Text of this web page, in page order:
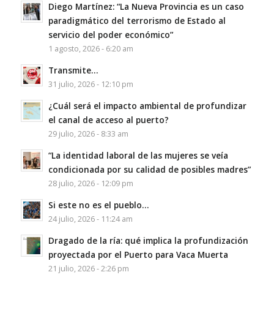
Diego Martínez: “La Nueva Provincia es un caso
paradigmático del terrorismo de Estado al
servicio del poder económico”
1 agosto, 2026 - 6:20 am
Transmite…
31 julio, 2026 - 12:10 pm
¿Cuál será el impacto ambiental de profundizar
el canal de acceso al puerto?
29 julio, 2026 - 8:33 am
“La identidad laboral de las mujeres se veía
condicionada por su calidad de posibles madres”
28 julio, 2026 - 12:09 pm
Si este no es el pueblo…
24 julio, 2026 - 11:24 am
Dragado de la ría: qué implica la profundización
proyectada por el Puerto para Vaca Muerta
21 julio, 2026 - 2:26 pm